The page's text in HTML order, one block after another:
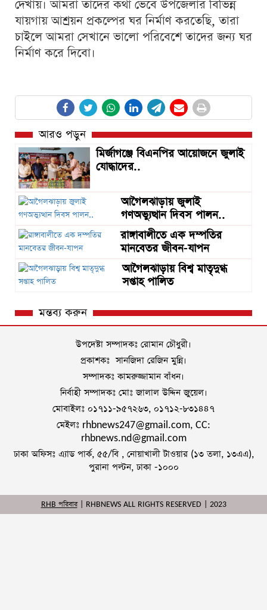
দেখায়। আমরা তাদের কথা ভেবে উপজেলার বিভিন্ন
যায়গায় আশ্রয়ন প্রকল্পের ঘর নির্মাণ করতেছি, তারা
চাইলে আমরা সেখানে ভালো পরিবেশে তাদের জন্য ঘর
নির্মাণ করে দিবো।
আরও পড়ুন
মির্জাগঞ্জে বিএনপির আয়োজনে জুলাই
যোদ্ধাদের..
আগৈলঝাড়ায় জুলাই
গণঅভ্যুত্থান দিবস পালন..
রাঙ্গাবালীতে এক দম্পতির
মানবেতর জীবন-যাপন
আগৈলঝাড়ায় বিশ্ব মাতৃদুগ্ধ
সপ্তাহ পালিত
মন্তব্য করুন
উপদেষ্টা সম্পাদকঃ রোমান চৌধুরী।
প্রকাশকঃ সানজিদা রেজিন মুন্নি।
সম্পাদকঃ কামরুজ্জামান বাঁধন।
নির্বাহী সম্পাদকঃ মোঃ জালাল উদ্দিন জুয়েল।
মোবাইলঃ ০১৭১১-৯৫৭২৬৩, ০১৭১২-৮৩১৪৪৭
মেইলঃ rhbnews247@gmail.com, CC:
rhbnews.nd@gmail.com
ঢাকা অফিসঃ এ্যাড পার্ক, ৫৫/বি , নোয়াখালী টাওয়ার (১৩ তলা, ১৩এএ),
পুরানা পল্টন, ঢাকা -১০০০
RHB পরিবার| RHBNEWS ALL RIGHTS RESERVED | 2023